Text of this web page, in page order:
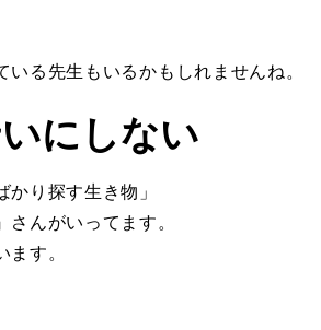
いる先生もいるかもしれませんね。
にしない
かり探す生き物」
さんがいってます。
ます。